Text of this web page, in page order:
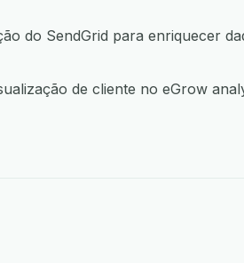
do SendGrid para enriquecer
de cliente no eGrow